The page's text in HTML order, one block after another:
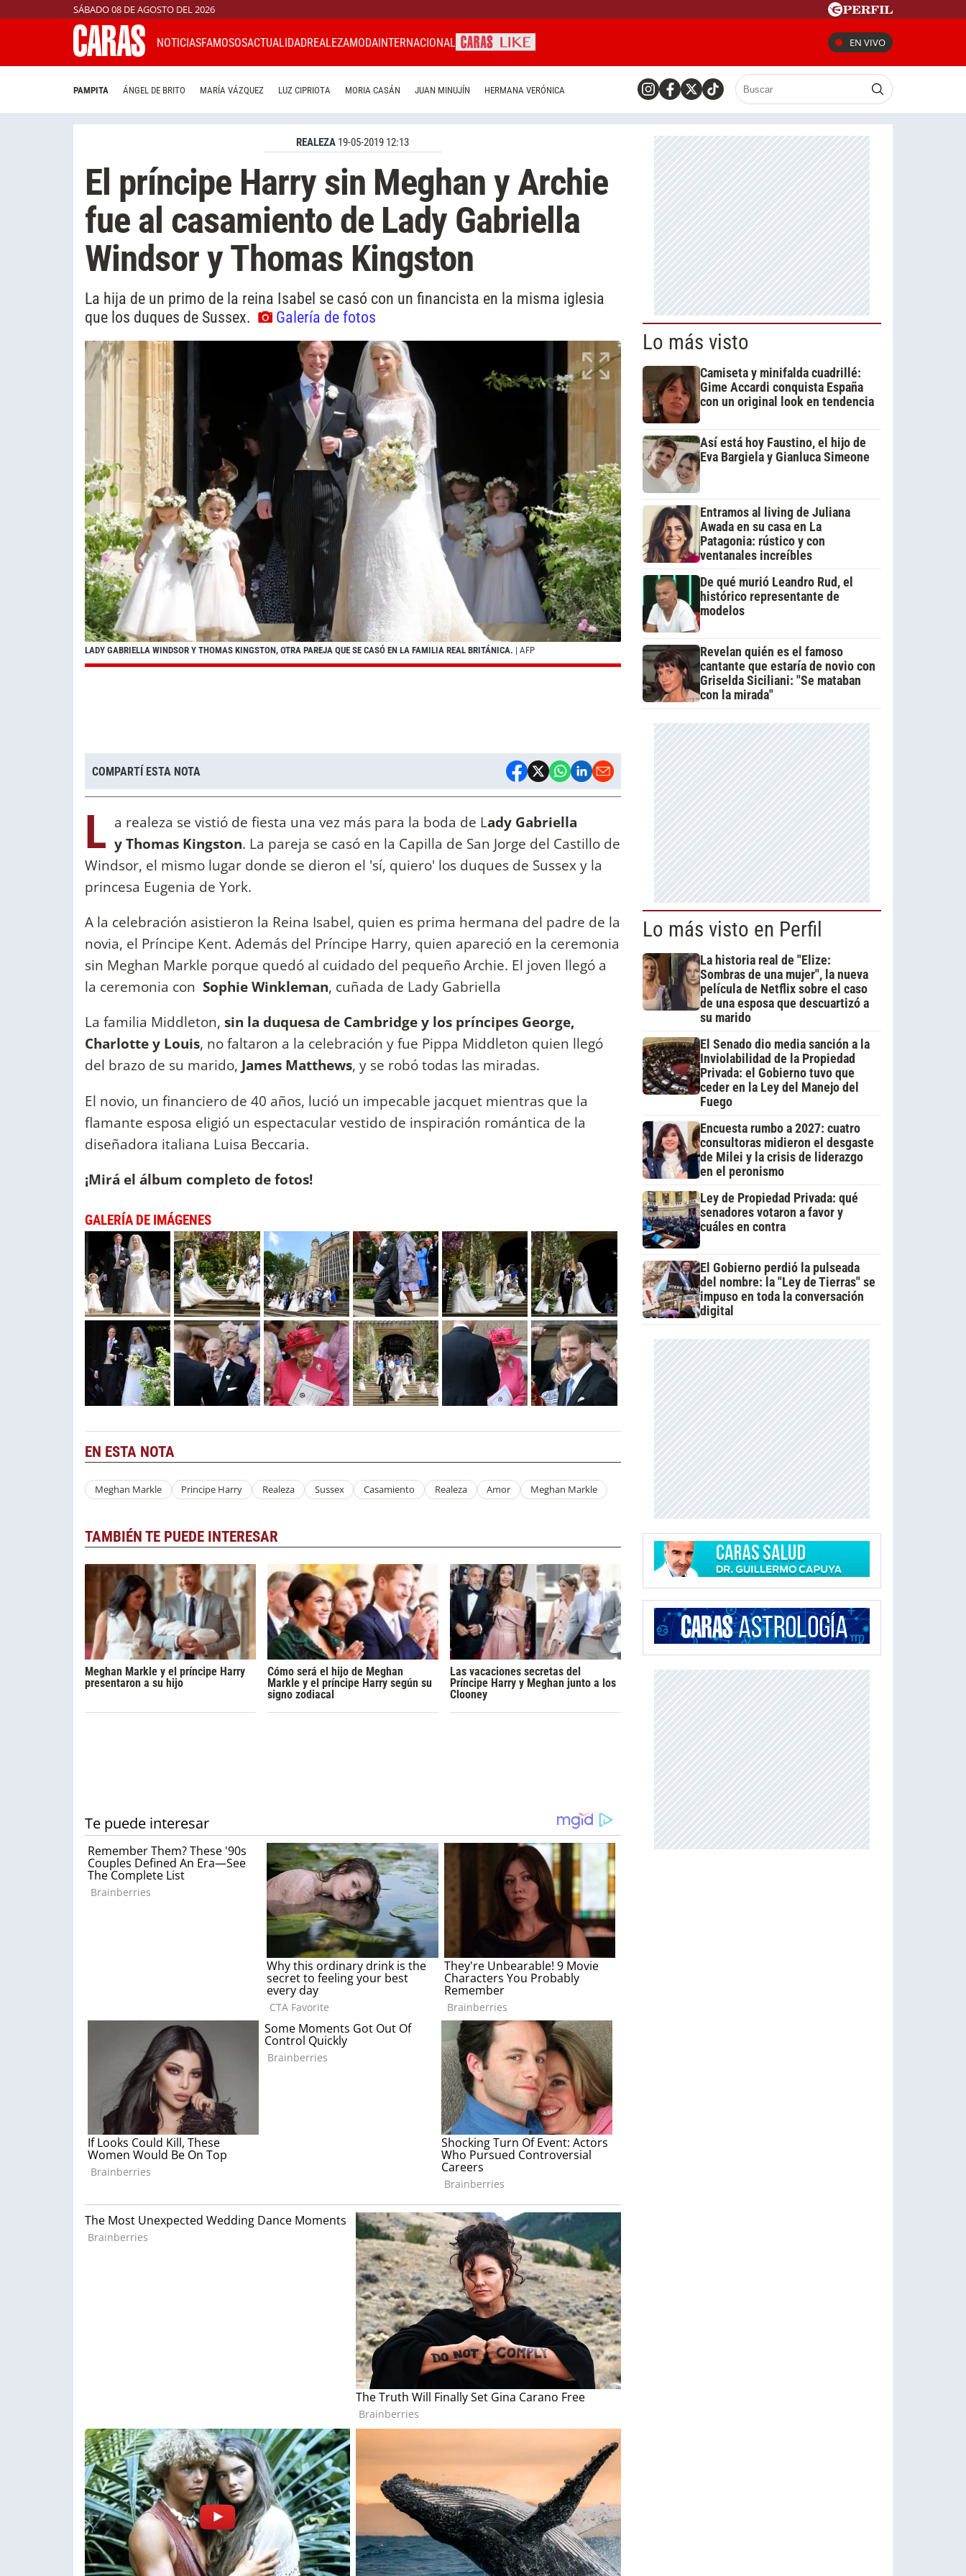
SÁBADO 08 DE AGOSTO DEL 2026
NOTICIASFAMOSOSACTUALIDADREALEZAMODAINTERNACIONAL EN VIVO
PAMPITA ÁNGEL DE BRITO MARÍA VÁZQUEZ LUZ CIPRIOTA MORIA CASÁN JUAN MINUJÍN HERMANA VERÓNICA
REALEZA 19-05-2019 12:13
El príncipe Harry sin Meghan y Archie
fue al casamiento de Lady Gabriella
Windsor y Thomas Kingston
La hija de un primo de la reina Isabel se casó con un financista en la misma iglesia
que los duques de Sussex.
Galería de fotos
LADY GABRIELLA WINDSOR Y THOMAS KINGSTON, OTRA PAREJA QUE SE CASÓ EN LA FAMILIA REAL BRITÁNICA. | AFP
COMPARTÍ ESTA NOTA
L a realeza se vistió de fiesta una vez más para la boda de Lady Gabriella
yThomas Kingston. La pareja se casó en la Capilla de San Jorge del Castillo de
Windsor, el mismo lugar donde se dieron el 'sí, quiero' los duques de Sussex y la
princesa Eugenia de York.
A la celebración asistieron la Reina Isabel, quien es prima hermana del padre de la
novia, el Príncipe Kent. Además del Príncipe Harry, quien apareció en la ceremonia
sin Meghan Markle porque quedó al cuidado del pequeño Archie. El joven llegó a
la ceremonia con Sophie Winkleman, cuñada de Lady Gabriella
La familia Middleton, sin la duquesa de Cambridge y los príncipes George,
Charlotte y Louis, no faltaron a la celebración y fue Pippa Middleton quien llegó
del brazo de su marido, James Matthews, y se robó todas las miradas.
El novio, un financiero de 40 años, lució un impecable jacquet mientras que la
flamante esposa eligió un espectacular vestido de inspiración romántica de la
diseñadora italiana Luisa Beccaria.
¡Mirá el álbum completo de fotos!
GALERÍA DE IMÁGENES
EN ESTA NOTA
Meghan Markle Principe Harry Realeza Sussex Casamiento Realeza Amor Meghan Markle
TAMBIÉN TE PUEDE INTERESAR
Meghan Markle y el príncipe Harry
presentaron a su hijo
Cómo será el hijo de Meghan
Markle y el príncipe Harry según su
signo zodiacal
Las vacaciones secretas del
Príncipe Harry y Meghan junto a los
Clooney
Lo más visto
Camiseta y minifalda cuadrillé:
Gime Accardi conquista España
con un original look en tendencia
Así está hoy Faustino, el hijo de
Eva Bargiela y Gianluca Simeone
Entramos al living de Juliana
Awada en su casa en La
Patagonia: rústico y con
ventanales increíbles
De qué murió Leandro Rud, el
histórico representante de
modelos
Revelan quién es el famoso
cantante que estaría de novio con
Griselda Siciliani: "Se mataban
con la mirada"
Lo más visto en Perfil
La historia real de "Elize:
Sombras de una mujer", la nueva
película de Netflix sobre el caso
de una esposa que descuartizó a
su marido
El Senado dio media sanción a la
Inviolabilidad de la Propiedad
Privada: el Gobierno tuvo que
ceder en la Ley del Manejo del
Fuego
Encuesta rumbo a 2027: cuatro
consultoras midieron el desgaste
de Milei y la crisis de liderazgo
en el peronismo
Ley de Propiedad Privada: qué
senadores votaron a favor y
cuáles en contra
El Gobierno perdió la pulseada
del nombre: la "Ley de Tierras" se
impuso en toda la conversación
digital